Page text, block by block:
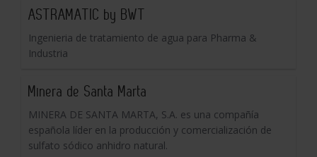
ASTRAMATIC by BWT
Ingenieria de tratamiento de agua para Pharma &
Industria
Minera de Santa Marta
MINERA DE SANTA MARTA, S.A. es una compañía
española líder en la producción y comercialización de
sulfato sódico anhidro natural.